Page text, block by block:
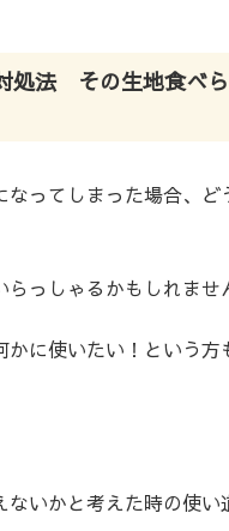
処法 その生地食べ
なってしまった場合、ど
っしゃるかもしれませ
かに使いたい！という方
ないかと考えた時の使い